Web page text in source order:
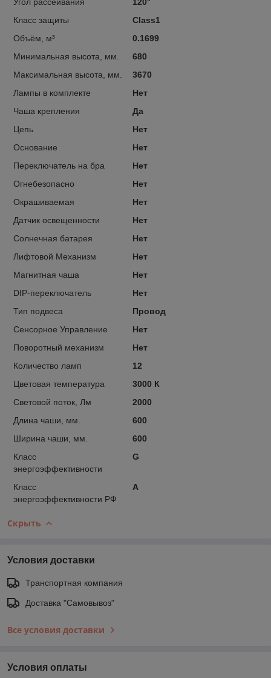
Класс защиты
Class1
Объём, м³
0.1699
Минимальная высота, мм.
680
Максимальная высота, мм.
3670
Лампы в комплекте
Нет
Чаша крепления
Да
Цепь
Нет
Основание
Нет
Переключатель на бра
Нет
Огнебезопасно
Нет
Окрашиваемая
Нет
Датчик освещенности
Нет
Солнечная батарея
Нет
Лифтовой Механизм
Нет
Магнитная чаша
Нет
DIP-переключатель
Нет
Тип подвеса
Провод
Сенсорное Управление
Нет
Поворотный механизм
Нет
Количество ламп
12
Цветовая температура
3000 К
Световой поток, Лм
2000
Длина чаши, мм.
600
Ширина чаши, мм.
600
Класс
энергоэффективности
G
Класс
энергоэффективности РФ
A
Скрыть
Условия доставки
Транспортная компания
Доставка "Самовывоз"
Все условия доставки
Условия оплаты